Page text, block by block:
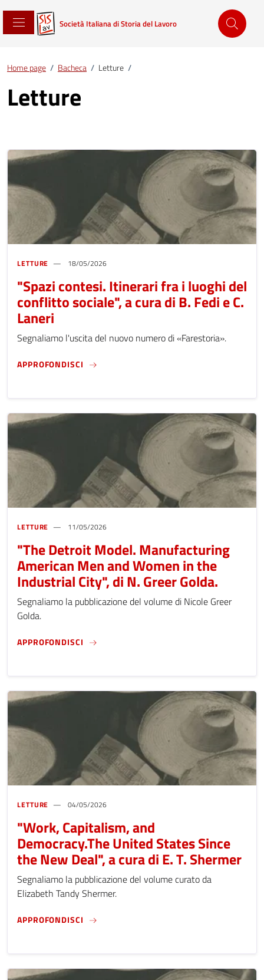
Società Italiana di Storia del Lavoro
Home page / Bacheca / Letture /
Letture
LETTURE 18/05/2026
"Spazi contesi. Itinerari fra i luoghi del
conflitto sociale", a cura di B. Fedi e C.
Laneri
Segnaliamo l'uscita del nuovo numero di «Farestoria».
APPROFONDISCI "SPAZI CONTESI. ITINERARI FRA I LUOGHI
LETTURE 11/05/2026
"The Detroit Model. Manufacturing
American Men and Women in the
Industrial City", di N. Greer Golda.
Segnaliamo la pubblicazione del volume di Nicole Greer
Golda.
APPROFONDISCI "THE DETROIT MODEL. MANUFACTURING
LETTURE 04/05/2026
"Work, Capitalism, and
Democracy.The United States Since
the New Deal", a cura di E. T. Shermer
Segnaliamo la pubblicazione del volume curato da
Elizabeth Tandy Shermer.
APPROFONDISCI "WORK, CAPITALISM, AND